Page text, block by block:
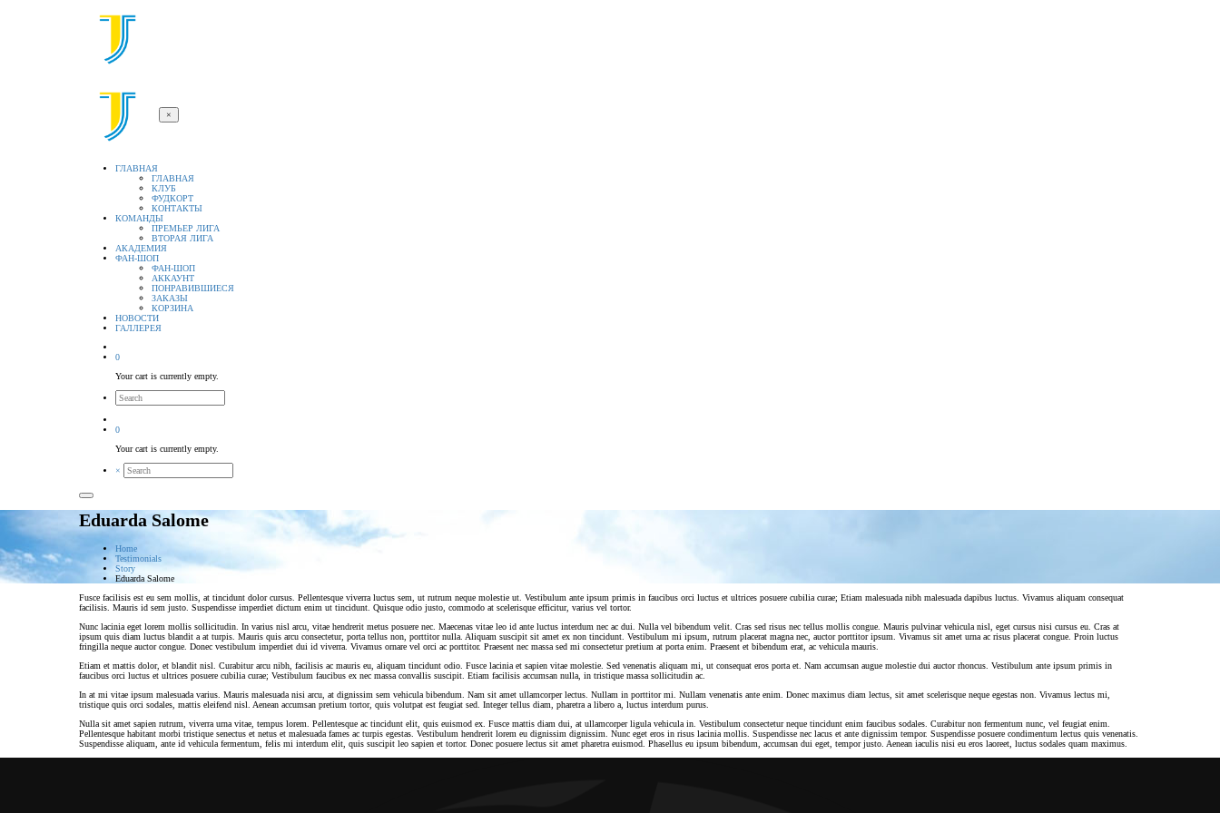
×
ГЛАВНАЯ
ГЛАВНАЯ
КЛУБ
ФУДКОРТ
КОНТАКТЫ
КОМАНДЫ
ПРЕМЬЕР ЛИГА
ВТОРАЯ ЛИГА
АКАДЕМИЯ
ФАН-ШОП
ФАН-ШОП
АККАУНТ
ПОНРАВИВШИЕСЯ
ЗАКАЗЫ
КОРЗИНА
НОВОСТИ
ГАЛЛЕРЕЯ
0
Your cart is currently empty.
0
Your cart is currently empty.
×
Eduarda Salome
Home
Testimonials
Story
Eduarda Salome
Fusce facilisis est eu sem mollis, at tincidunt dolor cursus. Pellentesque viverra luctus sem, ut rutrum neque molestie ut. Vestibulum ante ipsum primis in faucibus orci luctus et ultrices posuere cubilia curae; Etiam malesuada nibh malesuada dapibus luctus. Vivamus aliquam consequat
facilisis. Mauris id sem justo. Suspendisse imperdiet dictum enim ut tincidunt. Quisque odio justo, commodo at scelerisque efficitur, varius vel tortor.
Nunc lacinia eget lorem mollis sollicitudin. In varius nisl arcu, vitae hendrerit metus posuere nec. Maecenas vitae leo id ante luctus interdum nec ac dui. Nulla vel bibendum velit. Cras sed risus nec tellus mollis congue. Mauris pulvinar vehicula nisl, eget cursus nisi cursus eu. Cras at
ipsum quis diam luctus blandit a at turpis. Mauris quis arcu consectetur, porta tellus non, porttitor nulla. Aliquam suscipit sit amet ex non tincidunt. Vestibulum mi ipsum, rutrum placerat magna nec, auctor porttitor ipsum. Vivamus sit amet urna ac risus placerat congue. Proin luctus
fringilla neque auctor congue. Donec vestibulum imperdiet dui id viverra. Vivamus ornare vel orci ac porttitor. Praesent nec massa sed mi consectetur pretium at porta enim. Praesent et bibendum erat, ac vehicula mauris.
Etiam et mattis dolor, et blandit nisl. Curabitur arcu nibh, facilisis ac mauris eu, aliquam tincidunt odio. Fusce lacinia et sapien vitae molestie. Sed venenatis aliquam mi, ut consequat eros porta et. Nam accumsan augue molestie dui auctor rhoncus. Vestibulum ante ipsum primis in
faucibus orci luctus et ultrices posuere cubilia curae; Vestibulum faucibus ex nec massa convallis suscipit. Etiam facilisis accumsan nulla, in tristique massa sollicitudin ac.
In at mi vitae ipsum malesuada varius. Mauris malesuada nisi arcu, at dignissim sem vehicula bibendum. Nam sit amet ullamcorper lectus. Nullam in porttitor mi. Nullam venenatis ante enim. Donec maximus diam lectus, sit amet scelerisque neque egestas non. Vivamus lectus mi,
tristique quis orci sodales, mattis eleifend nisl. Aenean accumsan pretium tortor, quis volutpat est feugiat sed. Integer tellus diam, pharetra a libero a, luctus interdum purus.
Nulla sit amet sapien rutrum, viverra urna vitae, tempus lorem. Pellentesque ac tincidunt elit, quis euismod ex. Fusce mattis diam dui, at ullamcorper ligula vehicula in. Vestibulum consectetur neque tincidunt enim faucibus sodales. Curabitur non fermentum nunc, vel feugiat enim.
Pellentesque habitant morbi tristique senectus et netus et malesuada fames ac turpis egestas. Vestibulum hendrerit lorem eu dignissim dignissim. Nunc eget eros in risus lacinia mollis. Suspendisse nec lacus et ante dignissim tempor. Suspendisse posuere condimentum lectus quis venenatis.
Suspendisse aliquam, ante id vehicula fermentum, felis mi interdum elit, quis suscipit leo sapien et tortor. Donec posuere lectus sit amet pharetra euismod. Phasellus eu ipsum bibendum, accumsan dui eget, tempor justo. Aenean iaculis nisi eu eros laoreet, luctus sodales quam maximus.